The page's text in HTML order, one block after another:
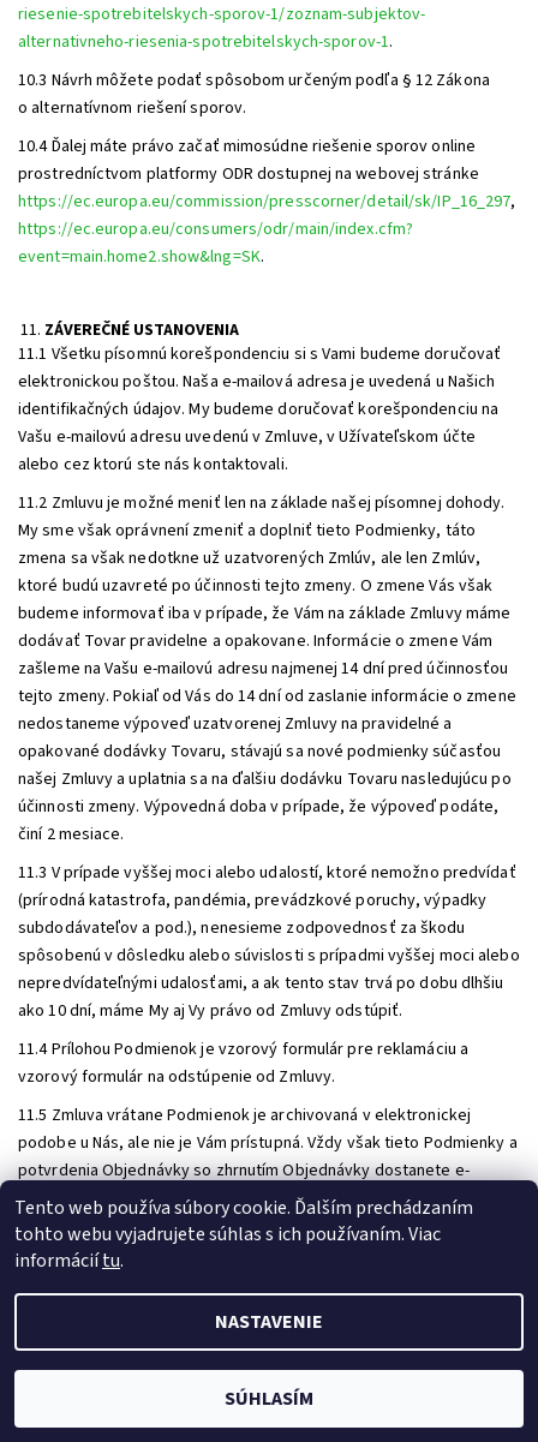
riesenie-spotrebitelskych-sporov-1/zoznam-subjektov-
alternativneho-riesenia-spotrebitelskych-sporov-1.
10.3 Návrh môžete podať spôsobom určeným podľa § 12 Zákona
o alternatívnom riešení sporov.
10.4 Ďalej máte právo začať mimosúdne riešenie sporov online
prostredníctvom platformy ODR dostupnej na webovej stránke
https://ec.europa.eu/commission/presscorner/detail/sk/IP_16_297,
https://ec.europa.eu/consumers/odr/main/index.cfm?
event=main.home2.show&lng=SK.
ZÁVEREČNÉ USTANOVENIA
11.1 Všetku písomnú korešpondenciu si s Vami budeme doručovať
elektronickou poštou. Naša e-mailová adresa je uvedená u Našich
identifikačných údajov. My budeme doručovať korešpondenciu na
Vašu e-mailovú adresu uvedenú v Zmluve, v Užívateľskom účte
alebo cez ktorú ste nás kontaktovali.
11.2 Zmluvu je možné meniť len na základe našej písomnej dohody.
My sme však oprávnení zmeniť a doplniť tieto Podmienky, táto
zmena sa však nedotkne už uzatvorených Zmlúv, ale len Zmlúv,
ktoré budú uzavreté po účinnosti tejto zmeny. O zmene Vás však
budeme informovať iba v prípade, že Vám na základe Zmluvy máme
dodávať Tovar pravidelne a opakovane. Informácie o zmene Vám
zašleme na Vašu e-mailovú adresu najmenej 14 dní pred účinnosťou
tejto zmeny. Pokiaľ od Vás do 14 dní od zaslanie informácie o zmene
nedostaneme výpoveď uzatvorenej Zmluvy na pravidelné a
opakované dodávky Tovaru, stávajú sa nové podmienky súčasťou
našej Zmluvy a uplatnia sa na ďalšiu dodávku Tovaru nasledujúcu po
účinnosti zmeny. Výpovedná doba v prípade, že výpoveď podáte,
činí 2 mesiace.
11.3 V prípade vyššej moci alebo udalostí, ktoré nemožno predvídať
(prírodná katastrofa, pandémia, prevádzkové poruchy, výpadky
subdodávateľov a pod.), nenesieme zodpovednosť za škodu
spôsobenú v dôsledku alebo súvislosti s prípadmi vyššej moci alebo
nepredvídateľnými udalosťami, a ak tento stav trvá po dobu dlhšiu
ako 10 dní, máme My aj Vy právo od Zmluvy odstúpiť.
11.4 Prílohou Podmienok je vzorový formulár pre reklamáciu a
vzorový formulár na odstúpenie od Zmluvy.
11.5 Zmluva vrátane Podmienok je archivovaná v elektronickej
podobe u Nás, ale nie je Vám prístupná. Vždy však tieto Podmienky a
potvrdenia Objednávky so zhrnutím Objednávky dostanete e-
mailom a budete teda mať vždy prístup k Zmluve aj bez Našej
súčinnosti. Odporúčame vždy potvrdenie Objednávky a Podmienky
uložiť.
11.6 Na Našu činnosť sa nevzťahujú žiadne kódexy správania podľa §
3 ods. 1 písm. n) Zákona o ochrane spotrebiteľa pri predaji na diaľku.
11.7 Tieto Podmienky nadobúdajú účinnosť 1.7.2024.
Príloha č. 1 Formulár pre reklamáciu
Tento web používa súbory cookie. Ďalším prechádzaním
tohto webu vyjadrujete súhlas s ich používaním. Viac
informáciítu.
NASTAVENIE
SÚHLASÍM